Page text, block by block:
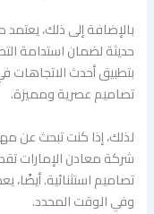
بالإضافة إلى ذلك،
حديثة لضمان استدامة
بتطبيق أحدث الاتجاهات
تصاميم عصرية ومميزة.
لذلك، إذا كنت تبحث عن
شركة معادن الإمارات
تصاميم استثنائية. أيضًا،
وفي الوقت المحدد.